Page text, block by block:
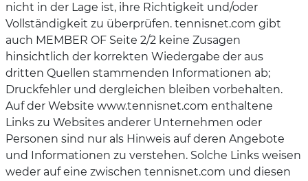
nicht in der Lage ist, ihre Richtigkeit und/oder
Vollständigkeit zu überprüfen. tennisnet.com gibt
auch MEMBER OF Seite 2/2 keine Zusagen
hinsichtlich der korrekten Wiedergabe der aus
dritten Quellen stammenden Informationen ab;
Druckfehler und dergleichen bleiben vorbehalten.
Auf der Website www.tennisnet.com enthaltene
Links zu Websites anderer Unternehmen oder
Personen sind nur als Hinweis auf deren Angebote
und Informationen zu verstehen. Solche Links weisen
weder auf eine zwischen tennisnet.com und diesen